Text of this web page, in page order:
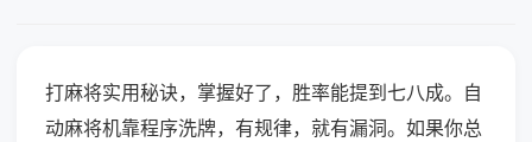
打麻将实用秘诀，掌握好了，胜率能提到七八成。自
动麻将机靠程序洗牌，有规律，就有漏洞。如果你总